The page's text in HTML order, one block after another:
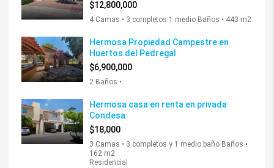
$12,800,000
4 Camas • 3 completos 1 medio Baños • 443 m2
Hermosa Propiedad Campestre en
Huertos del Pedregal
$6,900,000
2 Baños •
Hermosa casa en renta en privada
Condesa
$18,000
3 Camas • 3 completos y 1 medio baño Baños •
162 m2
Residencial